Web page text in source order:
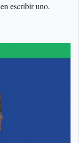
escribir uno.